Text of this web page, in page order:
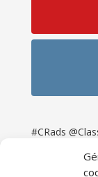
#CRads